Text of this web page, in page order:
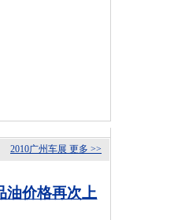
更多 >>
2010广州车展
油价格再次上